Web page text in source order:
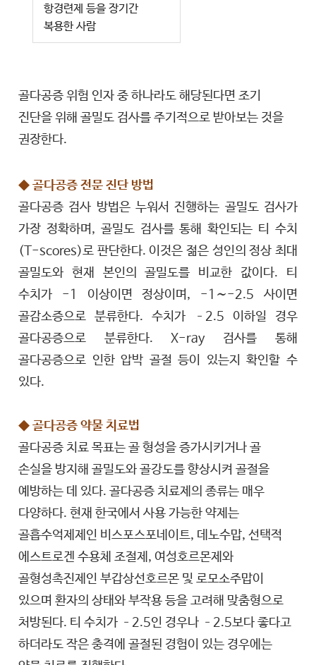
항경련제 등을 장기간
복용한 사람
골다공증 위험 인자 중 하나라도 해당된다면 조기
진단을 위해 골밀도 검사를 주기적으로 받아보는 것을
권장한다.
◆ 골다공증 전문 진단 방법
골다공증 검사 방법은 누워서 진행하는 골밀도 검사가
가장 정확하며, 골밀도 검사를 통해 확인되는 티 수치
(T-scores)로 판단한다. 이것은 젊은 성인의 정상 최대
골밀도와 현재 본인의 골밀도를 비교한 값이다. 티
수치가 -1 이상이면 정상이며, -1∼-2.5 사이면
골감소증으로 분류한다. 수치가 –2.5 이하일 경우
골다공증으로 분류한다. X-ray 검사를 통해
골다공증으로 인한 압박 골절 등이 있는지 확인할 수
있다.
◆ 골다공증 약물 치료법
골다공증 치료 목표는 골 형성을 증가시키거나 골
손실을 방지해 골밀도와 골강도를 향상시켜 골절을
예방하는 데 있다. 골다공증 치료제의 종류는 매우
다양하다. 현재 한국에서 사용 가능한 약제는
골흡수억제제인 비스포스포네이트, 데노수맙, 선택적
에스트로겐 수용체 조절제, 여성호르몬제와
골형성촉진제인 부갑상선호르몬 및 로모소주맙이
있으며 환자의 상태와 부작용 등을 고려해 맞춤형으로
처방된다. 티 수치가 –2.5인 경우나 –2.5보다 좋다고
하더라도 작은 충격에 골절된 경험이 있는 경우에는